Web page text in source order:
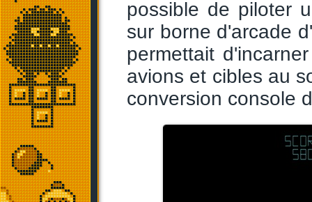
possible de piloter
sur borne d'arcade d'
permettait
avions et cibles au
conversion console